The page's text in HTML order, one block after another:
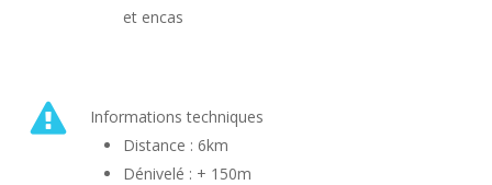
et encas
Informations techniques
Distance : 6km
Dénivelé : + 150m